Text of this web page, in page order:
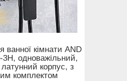
ванної кімнати AND
3H, одноважільний,
латунний корпус, з
комплектом